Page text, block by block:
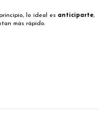
lo ideal es anticiparte,
más rápido.